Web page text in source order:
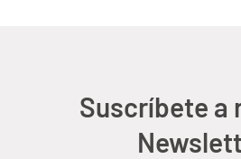
Suscríbete a